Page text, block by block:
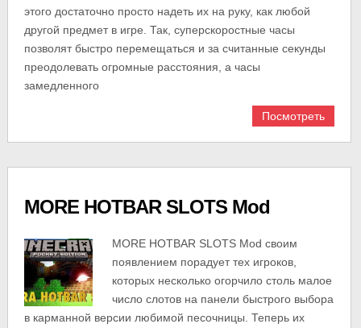
этого достаточно просто надеть их на руку, как любой
другой предмет в игре. Так, суперскоростные часы
позволят быстро перемещаться и за считанные секунды
преодолевать огромные расстояния, а часы
замедленного
Посмотреть
MORE HOTBAR SLOTS Mod
MORE HOTBAR SLOTS Mod своим
появлением порадует тех игроков,
которых несколько огорчило столь малое
число слотов на панели быстрого выбора
в карманной версии любимой песочницы. Теперь их